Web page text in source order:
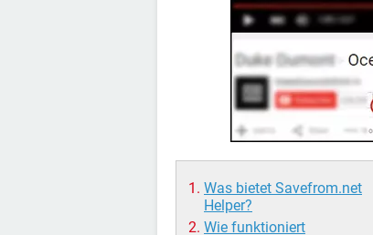
Was bietet Savefrom.net
Helper?
Wie funktioniert